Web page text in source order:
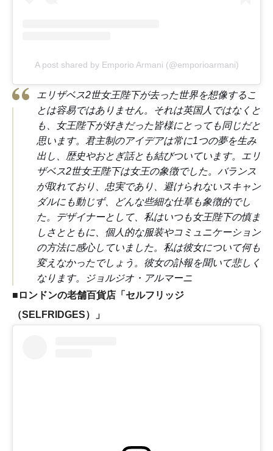
A post shared by Emporio Armani (@emporioarmani)
エリザベス2世女王陛下が去った世界を想像するこ
とは容易ではありません。それは英国人ではなくと
も、女王陛下が好きだった皆様にとっても同じだと
思います。君主制のアイデアは常に1つの夢を生み
出し、歴史やおとぎ話とも結びついています。エリ
ザベス2世女王陛下は女王の象徴でした。バランス
が取れており、忠実であり、避けられないスキャン
ダルにも動じず、どんな些細な仕草も象徴的でし
た。デザイナーとして、私はいつも女王陛下の慎ま
しさとともに、個人的な服装やコミュニケーション
の方法に感心していました。私は彼女について何も
変えなかったでしょう。彼女の訃報を聞いて悲しく
なります。ジョルジオ・アルマーニ
■ ロンドンの老舗百貨店「セルフリッジ
（SELFRIDGES）」